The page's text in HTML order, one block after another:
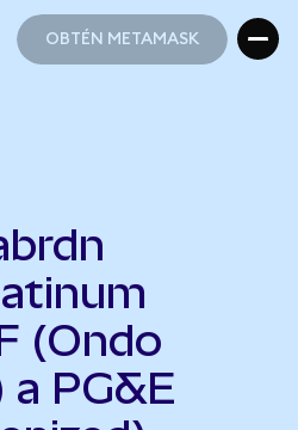
OBTÉN METAMASK
(Ondo
a PG&E